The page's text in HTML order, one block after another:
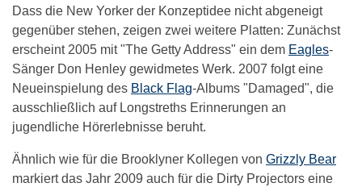
Dass die New Yorker der Konzeptidee nicht abgeneigt
gegenüber stehen, zeigen zwei weitere Platten: Zunächst
erscheint 2005 mit "The Getty Address" ein dem Eagles-
Sänger Don Henley gewidmetes Werk. 2007 folgt eine
Neueinspielung des Black Flag-Albums "Damaged", die
ausschließlich auf Longstreths Erinnerungen an
jugendliche Hörerlebnisse beruht.
Ähnlich wie für die Brooklyner Kollegen von Grizzly Bear
markiert das Jahr 2009 auch für die Dirty Projectors eine